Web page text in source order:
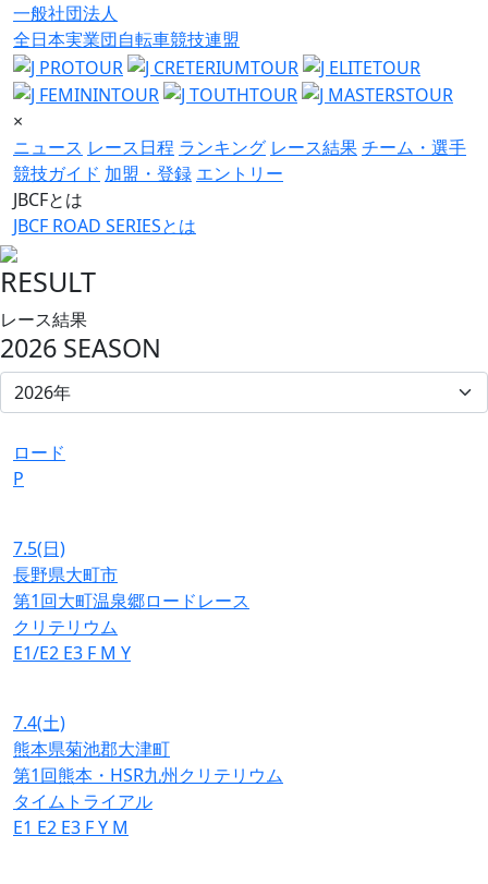
一般社団法人
全日本実業団自転車競技連盟
×
ニュース レース日程 ランキング レース結果チーム・選手
競技ガイド 加盟・登録 エントリー
JBCFとは
JBCF ROAD SERIESとは
RESULT
レース結果
2026 SEASON
ロード
P
7.5(日)
長野県大町市
第1回大町温泉郷ロードレース
クリテリウム
E1/E2 E3 F M Y
7.4(土)
熊本県菊池郡大津町
第1回熊本・HSR九州クリテリウム
タイムトライアル
E1 E2 E3 FY M